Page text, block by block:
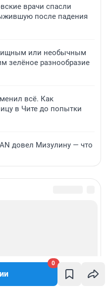
0
врачи спасли
после падения
или необычным
зелёное разнообразие
всё. Как
в Чите до попытки
довел Мизулину — что